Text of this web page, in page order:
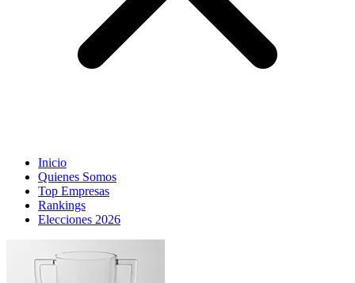
Inicio
Quienes Somos
Top Empresas
Rankings
Elecciones 2026